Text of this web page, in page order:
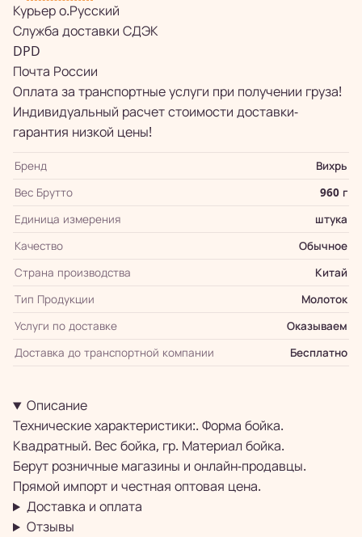
Курьер о.Русский
Служба доставки СДЭК
DPD
Почта России
Оплата за транспортные услуги при получении груза!
Индивидуальный расчет стоимости доставки-
гарантия низкой цены!
Бренд
Вихрь
Вес Брутто
960 г
Единица измерения
штука
Качество
Обычное
Страна производства
Китай
Тип Продукции
Молоток
Услуги по доставке
Оказываем
Доставка до транспортной компании
Бесплатно
Описание
Технические характеристики:. Форма бойка.
Квадратный. Вес бойка, гр. Материал бойка.
Берут розничные магазины и онлайн-продавцы.
Прямой импорт и честная оптовая цена.
Доставка и оплата
Отзывы